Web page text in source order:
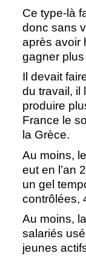
Ce type-là
donc sans
après avoir
gagner plus
Il devait
du travail, il
produire
France le
la Grèce.
Au moins,
eut en l’an
un gel
contrôlées,
Au moins,
salariés
jeunes